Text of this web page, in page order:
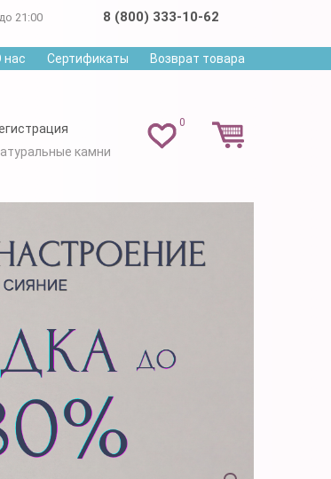
21:00 8 (800) 333-10-62
нас Сертификаты Возврат товара
0
камни